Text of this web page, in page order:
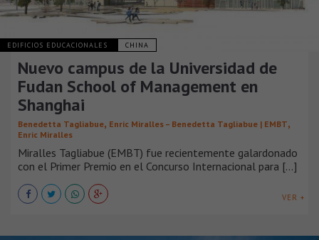
EDIFICIOS EDUCACIONALES CHINA
Nuevo campus de la Universidad de
Fudan School of Management en
Shanghai
Benedetta Tagliabue, Enric Miralles – Benedetta Tagliabue | EMBT,
Enric Miralles
Miralles Tagliabue (EMBT) fue recientemente galardonado
con el Primer Premio en el Concurso Internacional para [...]
VER +